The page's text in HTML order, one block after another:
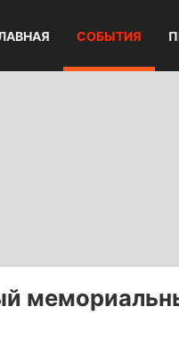
СОБЫТИЯ